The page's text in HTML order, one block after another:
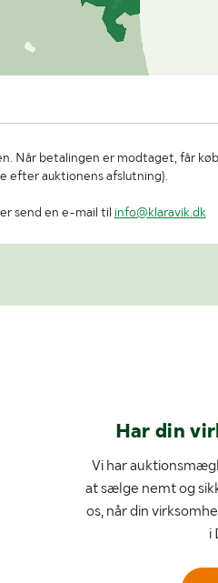
Når betalingen er modtaget, får
efter auktionens afslutning).
send en e-mail til info@klaravik.dk
Har din
Vi har
at sælge nemt og
os, når din
i